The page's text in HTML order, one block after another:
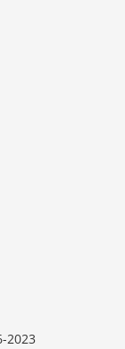
2023